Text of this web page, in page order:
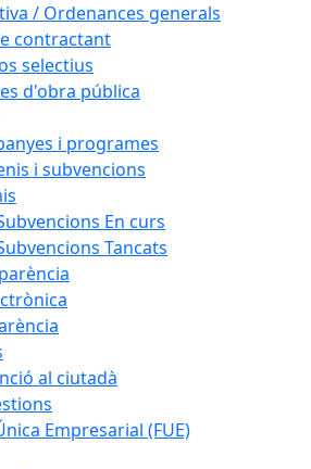
/ Ordenances generals
contractant
selectius
d'obra pública
i programes
i subvencions
En curs
Tancats
al ciutadà
Empresarial (FUE)